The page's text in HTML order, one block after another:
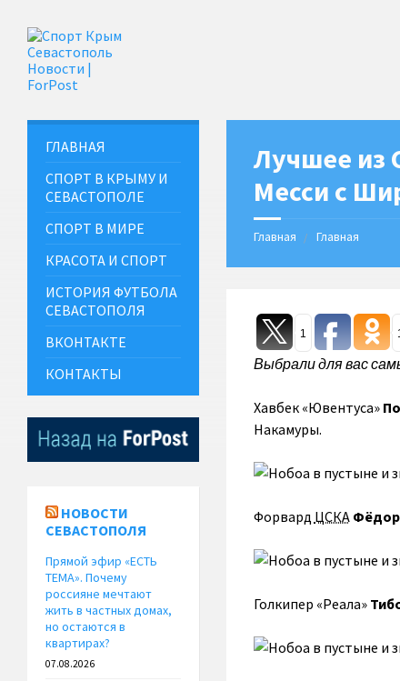
Лучшее из
Месси с
Главная Главная
1 1
Выбрали для вас
Хавбек «Ювентуса»
Накамуры.
Форвард ЦСКА
Голкипер «Реала»
ГЛАВНАЯ
СПОРТ В КРЫМУ И
СЕВАСТОПОЛЕ
СПОРТ В МИРЕ
КРАСОТА И СПОРТ
ИСТОРИЯ ФУТБОЛА
СЕВАСТОПОЛЯ
ВКОНТАКТЕ
КОНТАКТЫ
НОВОСТИ
СЕВАСТОПОЛЯ
Прямой эфир «ЕСТЬ
ТЕМА». Почему
россияне мечтают
жить в частных домах,
но остаются в
квартирах?
07.08.2026